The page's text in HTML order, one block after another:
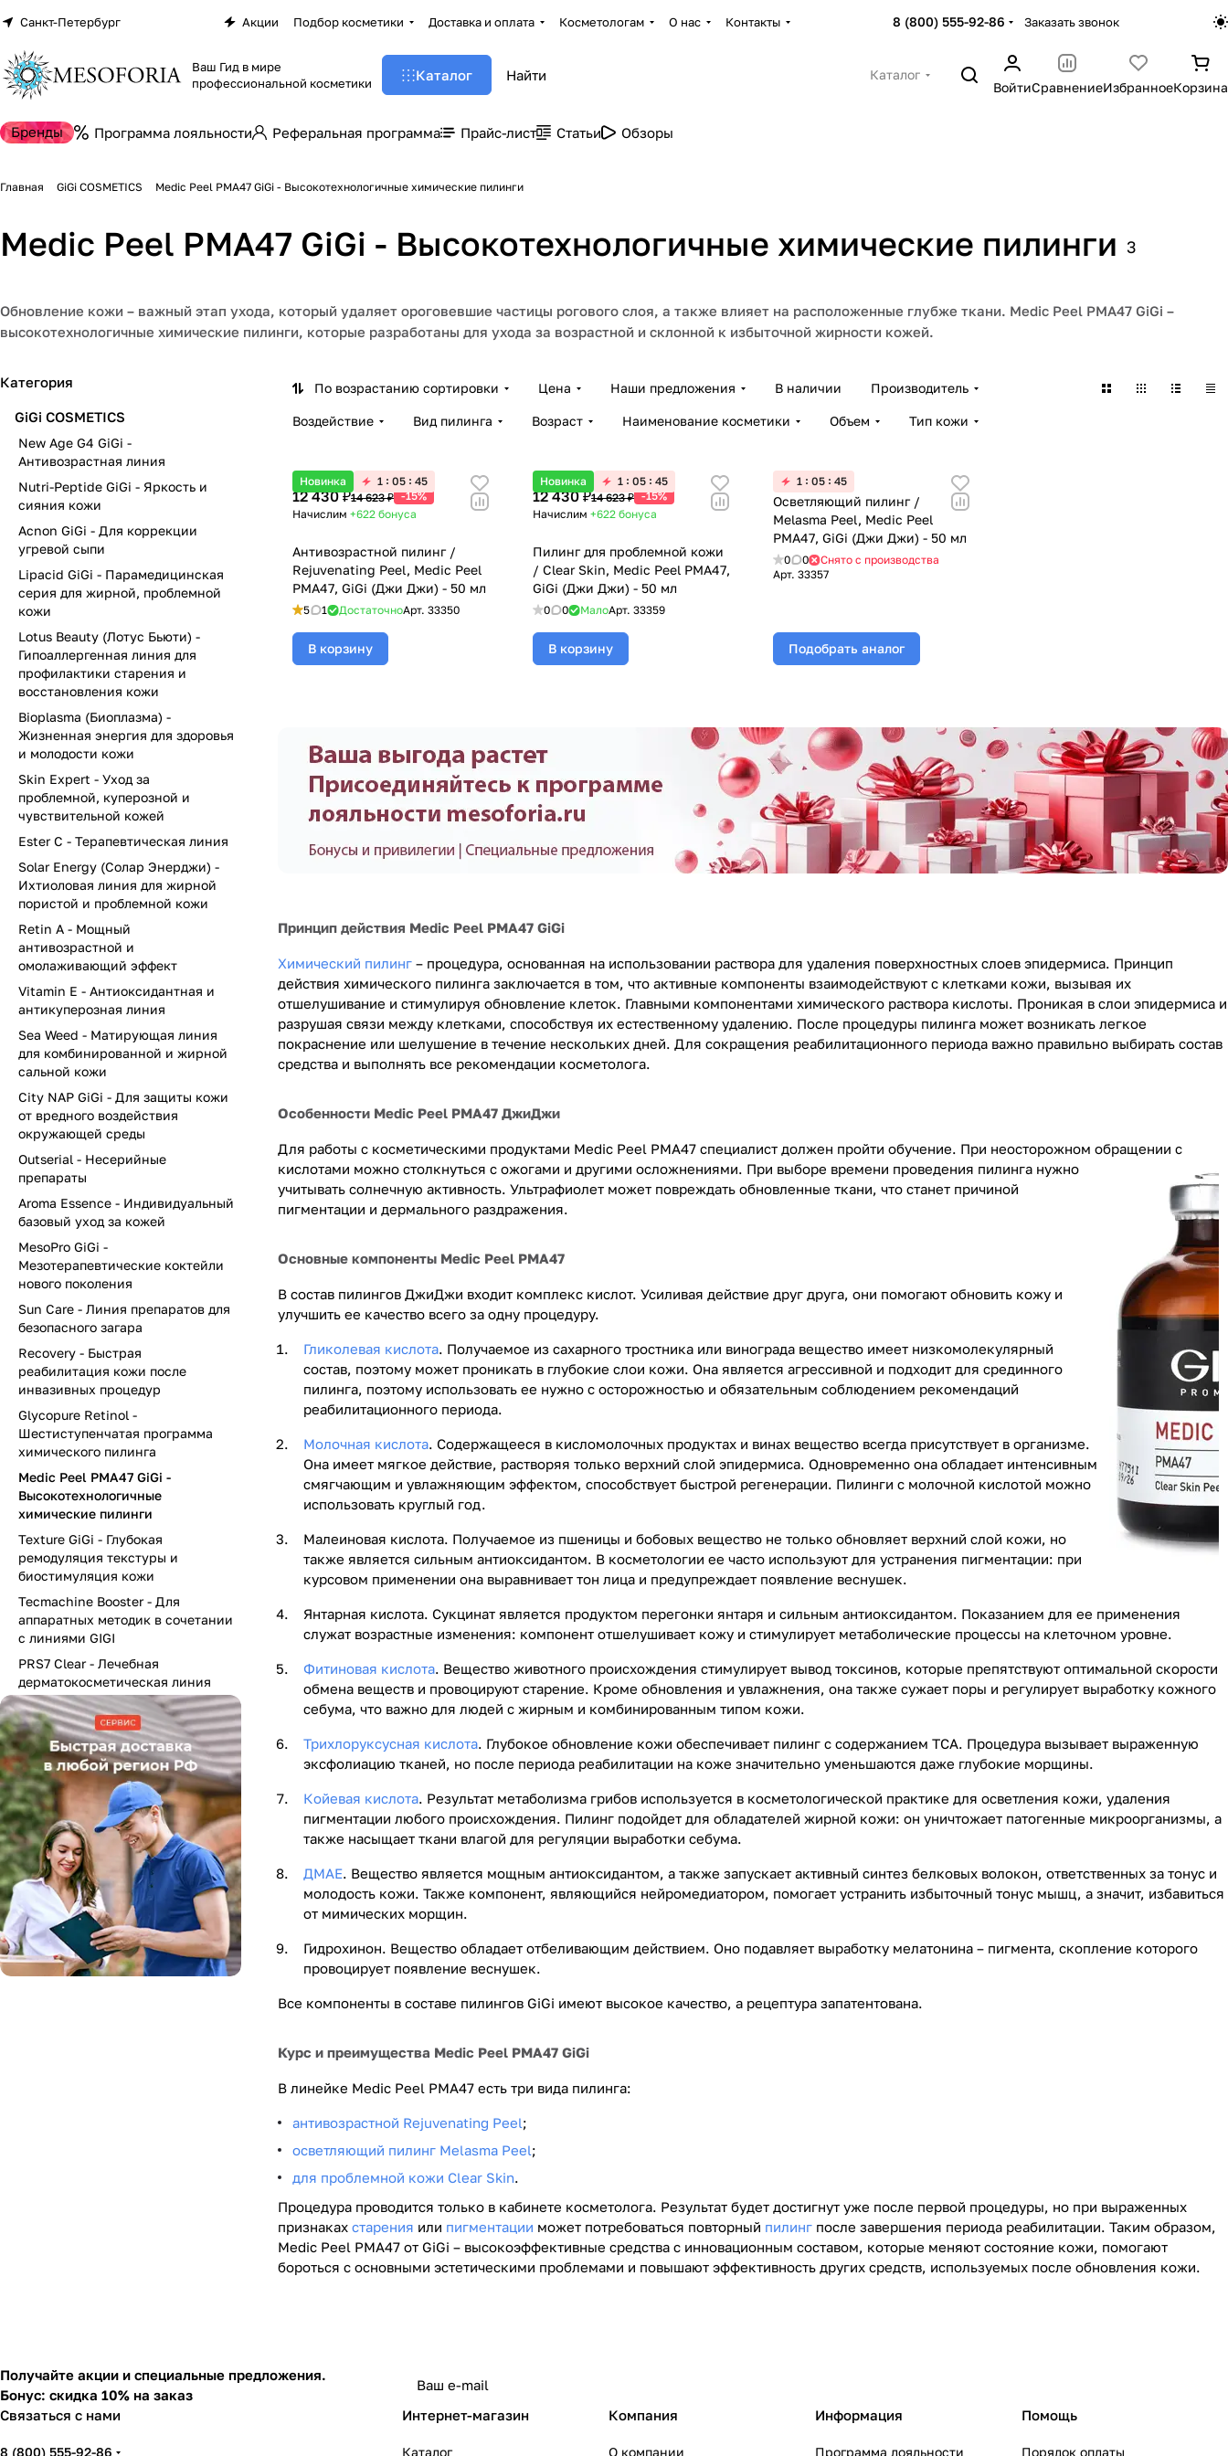
Санкт-Петербург Акции Подбор косметики Доставка и оплата Косметологам О нас Контакты 8 (800) 555-92-86 Заказать звонок
Ваш Гид в мире
профессиональной косметики
Каталог
Каталог
ВойтиСравнениеИзбранноеКорзина
Бренды Программа лояльности Реферальная программа Прайс-лист Статьи Обзоры
Главная GiGi COSMETICS Medic Peel PMA47 GiGi - Высокотехнологичные химические пилинги
Medic Peel PMA47 GiGi - Высокотехнологичные химические пилинги 3
Обновление кожи – важный этап ухода, который удаляет ороговевшие частицы рогового слоя, а также влияет на расположенные глубже ткани. Medic Peel PMA47 GiGi –
высокотехнологичные химические пилинги, которые разработаны для ухода за возрастной и склонной к избыточной жирности кожей.
По возрастанию сортировки Цена Наши предложения В наличии Производитель
Воздействие Вид пилинга Возраст Наименование косметики Объем Тип кожи
Новинка 1 05 45
12 430 ₽14 623 ₽ -15%
Начислим +622 бонуса
Антивозрастной пилинг /
Rejuvenating Peel, Medic Peel
PMA47, GiGi (Джи Джи) - 50 мл
5 1 ДостаточноАрт. 33350
В корзину
Новинка 1 05 45
12 430 ₽14 623 ₽ -15%
Начислим +622 бонуса
Пилинг для проблемной кожи
/ Clear Skin, Medic Peel PMA47,
GiGi (Джи Джи) - 50 мл
0 0 МалоАрт. 33359
В корзину
1 05 45
Осветляющий пилинг /
Melasma Peel, Medic Peel
PMA47, GiGi (Джи Джи) - 50 мл
0 0
Снято с производства
Арт. 33357
Подобрать аналог
Принцип действия Medic Peel PMA47 GiGi
Химический пилинг – процедура, основанная на использовании раствора для удаления поверхностных слоев эпидермиса. Принцип
действия химического пилинга заключается в том, что активные компоненты взаимодействуют с клетками кожи, вызывая их
отшелушивание и стимулируя обновление клеток. Главными компонентами химического раствора кислоты. Проникая в слои эпидермиса и
разрушая связи между клетками, способствуя их естественному удалению. После процедуры пилинга может возникать легкое
покраснение или шелушение в течение нескольких дней. Для сокращения реабилитационного периода важно правильно выбирать состав
средства и выполнять все рекомендации косметолога.
Особенности Medic Peel PMA47 ДжиДжи
Для работы с косметическими продуктами Medic Peel PMA47 специалист должен пройти обучение. При неосторожном обращении с
кислотами можно столкнуться с ожогами и другими осложнениями. При выборе времени проведения пилинга нужно
учитывать солнечную активность. Ультрафиолет может повреждать обновленные ткани, что станет причиной
пигментации и дермального раздражения.
Основные компоненты Medic Peel PMA47
В состав пилингов ДжиДжи входит комплекс кислот. Усиливая действие друг друга, они помогают обновить кожу и
улучшить ее качество всего за одну процедуру.
Гликолевая кислота. Получаемое из сахарного тростника или винограда вещество имеет низкомолекулярный
состав, поэтому может проникать в глубокие слои кожи. Она является агрессивной и подходит для срединного
пилинга, поэтому использовать ее нужно с осторожностью и обязательным соблюдением рекомендаций
реабилитационного периода.
Молочная кислота. Содержащееся в кисломолочных продуктах и винах вещество всегда присутствует в организме.
Она имеет мягкое действие, растворяя только верхний слой эпидермиса. Одновременно она обладает интенсивным
смягчающим и увлажняющим эффектом, способствует быстрой регенерации. Пилинги с молочной кислотой можно
использовать круглый год.
Малеиновая кислота. Получаемое из пшеницы и бобовых вещество не только обновляет верхний слой кожи, но
также является сильным антиоксидантом. В косметологии ее часто используют для устранения пигментации: при
курсовом применении она выравнивает тон лица и предупреждает появление веснушек.
Янтарная кислота. Сукцинат является продуктом перегонки янтаря и сильным антиоксидантом. Показанием для ее применения
служат возрастные изменения: компонент отшелушивает кожу и стимулирует метаболические процессы на клеточном уровне.
Фитиновая кислота. Вещество животного происхождения стимулирует вывод токсинов, которые препятствуют оптимальной скорости
обмена веществ и провоцируют старение. Кроме обновления и увлажнения, она также сужает поры и регулирует выработку кожного
себума, что важно для людей с жирным и комбинированным типом кожи.
Трихлоруксусная кислота. Глубокое обновление кожи обеспечивает пилинг с содержанием ТСА. Процедура вызывает выраженную
эксфолиацию тканей, но после периода реабилитации на коже значительно уменьшаются даже глубокие морщины.
Койевая кислота. Результат метаболизма грибов используется в косметологической практике для осветления кожи, удаления
пигментации любого происхождения. Пилинг подойдет для обладателей жирной кожи: он уничтожает патогенные микроорганизмы, а
также насыщает ткани влагой для регуляции выработки себума.
ДМАЕ. Вещество является мощным антиоксидантом, а также запускает активный синтез белковых волокон, ответственных за тонус и
молодость кожи. Также компонент, являющийся нейромедиатором, помогает устранить избыточный тонус мышц, а значит, избавиться
от мимических морщин.
Гидрохинон. Вещество обладает отбеливающим действием. Оно подавляет выработку мелатонина – пигмента, скопление которого
провоцирует появление веснушек.
Все компоненты в составе пилингов GiGi имеют высокое качество, а рецептура запатентована.
Курс и преимущества Medic Peel PMA47 GiGi
В линейке Medic Peel PMA47 есть три вида пилинга:
антивозрастной Rejuvenating Peel;
осветляющий пилинг Melasma Peel;
для проблемной кожи Clear Skin.
Процедура проводится только в кабинете косметолога. Результат будет достигнут уже после первой процедуры, но при выраженных
признаках старения или пигментации может потребоваться повторный пилинг после завершения периода реабилитации. Таким образом,
Medic Peel PMA47 от GiGi – высокоэффективные средства с инновационным составом, которые меняют состояние кожи, помогают
бороться с основными эстетическими проблемами и повышают эффективность других средств, используемых после обновления кожи.
Категория
GiGi COSMETICS
New Age G4 GiGi -
Антивозрастная линия
Nutri-Peptide GiGi - Яркость и
сияния кожи
Acnon GiGi - Для коррекции
угревой сыпи
Lipacid GiGi - Парамедицинская
серия для жирной, проблемной
кожи
Lotus Beauty (Лотус Бьюти) -
Гипоаллергенная линия для
профилактики старения и
восстановления кожи
Bioplasma (Биоплазма) -
Жизненная энергия для здоровья
и молодости кожи
Skin Expert - Уход за
проблемной, куперозной и
чувствительной кожей
Ester C - Терапевтическая линия
Solar Energy (Солар Энерджи) -
Ихтиоловая линия для жирной
пористой и проблемной кожи
Retin A - Мощный
антивозрастной и
омолаживающий эффект
Vitamin Е - Антиоксидантная и
антикуперозная линия
Sea Weed - Матирующая линия
для комбинированной и жирной
сальной кожи
City NAP GiGi - Для защиты кожи
от вредного воздействия
окружающей среды
Outserial - Несерийные
препараты
Aroma Essence - Индивидуальный
базовый уход за кожей
MesoPro GiGi -
Мезотерапевтические коктейли
нового поколения
Sun Care - Линия препаратов для
безопасного загара
Recovery - Быстрая
реабилитация кожи после
инвазивных процедур
Glycopure Retinol -
Шестиступенчатая программа
химического пилинга
Medic Peel PMA47 GiGi -
Высокотехнологичные
химические пилинги
Texture GiGi - Глубокая
ремодуляция текстуры и
биостимуляция кожи
Tecmachine Booster - Для
аппаратных методик в сочетании
с линиями GIGI
PRS7 Clear - Лечебная
дерматокосметическая линия
Получайте акции и специальные предложения.
Бонус: скидка 10% на заказ
Связаться с нами
8 (800) 555-92-86
Интернет-магазин
Каталог
Компания
О компании
Информация
Программа лояльности
Помощь
Порядок оплаты